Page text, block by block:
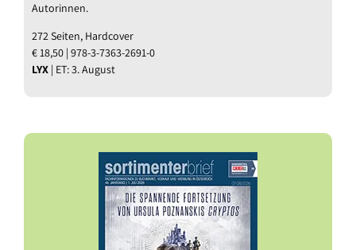
Autorinnen.
272 Seiten, Hardcover
€ 18,50 | 978-3-7363-2691-0
LYX | ET: 3. August